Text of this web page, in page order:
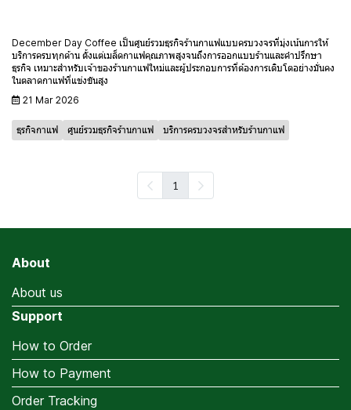
December Day Coffee เป็นศูนย์รวมธุรกิจร้านกาแฟแบบครบวงจรที่มุ่งเน้นการให้
บริการครบทุกด้าน ตั้งแต่เมล็ดกาแฟคุณภาพสูงจนถึงการออกแบบร้านและคำปรึกษา
ธุรกิจ เหมาะสำหรับเจ้าของร้านกาแฟใหม่และผู้ประกอบการที่ต้องการเติบโตอย่างมั่นคง
ในตลาดกาแฟที่แข่งขันสูง
21 Mar 2026
ธุรกิจกาแฟ ศูนย์รวมธุรกิจร้านกาแฟ บริการครบวงจรสำหรับร้านกาแฟ
1
About
About us
Support
How to Order
How to Payment
Order Tracking